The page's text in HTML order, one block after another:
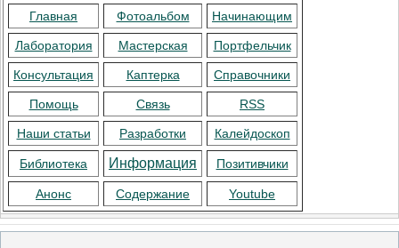
Главная Фотоальбом Начинающим
Лаборатория Мастерская Портфельчик
Консультация Каптерка Справочники
Помощь Связь RSS
Наши статьи Разработки Калейдоскоп
Библиотека Информация Позитивчики
Анонс Содержание Youtube